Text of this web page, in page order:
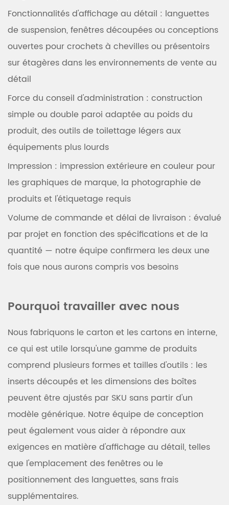
Fonctionnalités d'affichage au détail : languettes
de suspension, fenêtres découpées ou conceptions
ouvertes pour crochets à chevilles ou présentoirs
sur étagères dans les environnements de vente au
détail
Force du conseil d'administration : construction
simple ou double paroi adaptée au poids du
produit, des outils de toilettage légers aux
équipements plus lourds
Impression : impression extérieure en couleur pour
les graphiques de marque, la photographie de
produits et l'étiquetage requis
Volume de commande et délai de livraison : évalué
par projet en fonction des spécifications et de la
quantité — notre équipe confirmera les deux une
fois que nous aurons compris vos besoins
Pourquoi travailler avec nous
Nous fabriquons le carton et les cartons en interne,
ce qui est utile lorsqu'une gamme de produits
comprend plusieurs formes et tailles d'outils : les
inserts découpés et les dimensions des boîtes
peuvent être ajustés par SKU sans partir d'un
modèle générique. Notre équipe de conception
peut également vous aider à répondre aux
exigences en matière d'affichage au détail, telles
que l'emplacement des fenêtres ou le
positionnement des languettes, sans frais
supplémentaires.